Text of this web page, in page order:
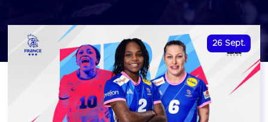
26 Sept.